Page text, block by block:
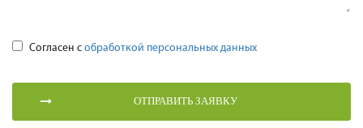
Согласен с обработкой персональных данных